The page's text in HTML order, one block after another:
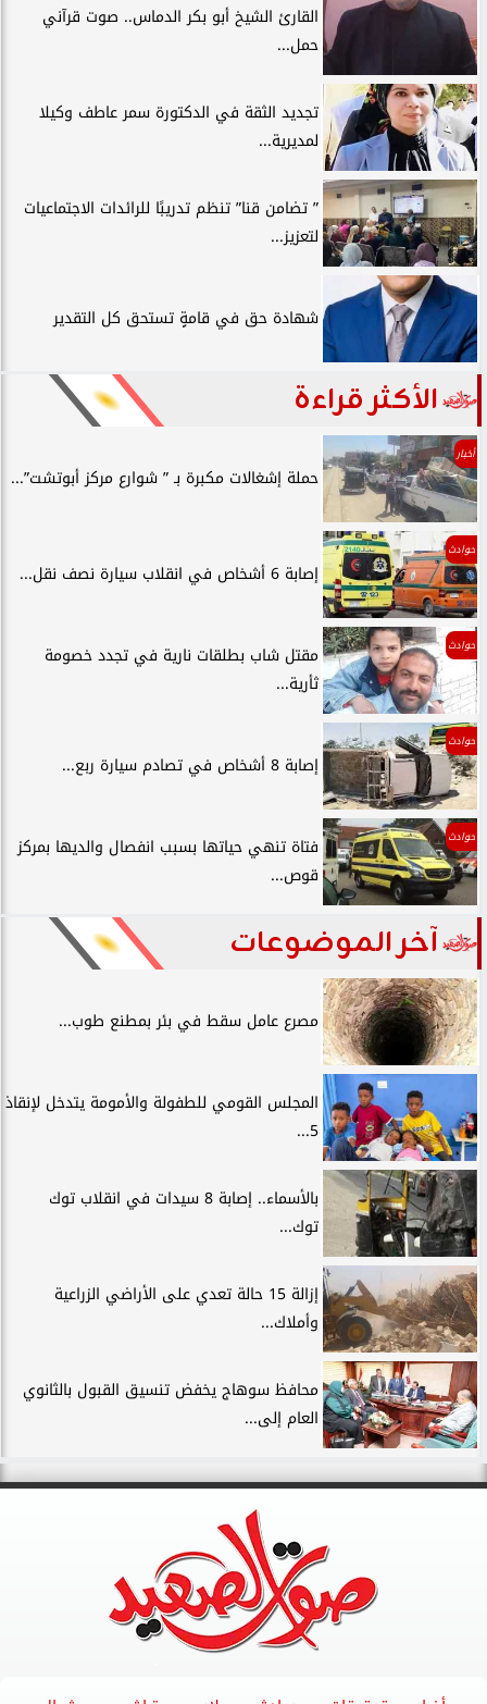
القارئ الشيخ أبو بكر الدماس.. صوت قرآني
حمل...
تجديد الثقة في الدكتورة سمر عاطف وكيلا
لمديرية...
” تضامن قنا” تنظم تدريبًا للرائدات الاجتماعيات
لتعزيز...
شهادة حق في قامةٍ تستحق كل التقدير
الأكثر قراءة
أخبار
حملة إشغالات مكبرة بـ ” شوارع مركز أبوتشت”...
حوادث
إصابة 6 أشخاص في انقلاب سيارة نصف نقل...
حوادث
مقتل شاب بطلقات نارية في تجدد خصومة
ثأرية...
حوادث
إصابة 8 أشخاص في تصادم سيارة ربع...
حوادث
فتاة تنهي حياتها بسبب انفصال والديها بمركز
قوص...
آخر الموضوعات
مصرع عامل سقط في بئر بمطنع طوب...
المجلس القومي للطفولة والأمومة يتدخل لإنقاذ
5...
بالأسماء.. إصابة 8 سيدات في انقلاب توك
توك...
إزالة 15 حالة تعدي على الأراضي الزراعية
وأملاك...
محافظ سوهاج يخفض تنسيق القبول بالثانوي
العام إلى...